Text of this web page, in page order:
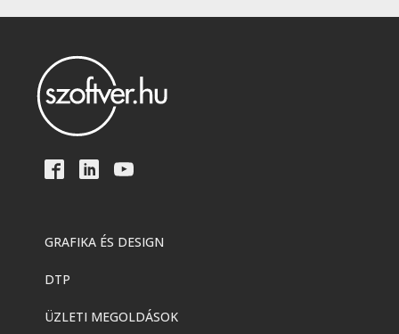
GRAFIKA ÉS DESIGN
DTP
ÜZLETI MEGOLDÁSOK